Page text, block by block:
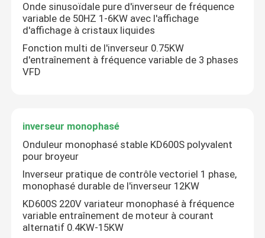
Onde sinusoïdale pure d'inverseur de fréquence
variable de 50HZ 1-6KW avec l'affichage
d'affichage à cristaux liquides
Fonction multi de l'inverseur 0.75KW
d'entraînement à fréquence variable de 3 phases
VFD
inverseur monophasé
Onduleur monophasé stable KD600S polyvalent
pour broyeur
Inverseur pratique de contrôle vectoriel 1 phase,
monophasé durable de l'inverseur 12KW
KD600S 220V variateur monophasé à fréquence
variable entraînement de moteur à courant
alternatif 0.4KW-15KW